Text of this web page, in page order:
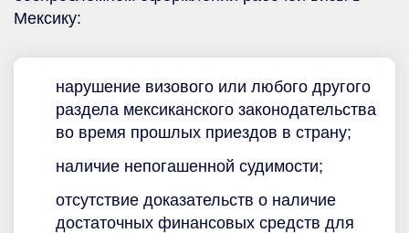
Мексику:
нарушение визового или любого другого
раздела мексиканского законодательства
во время прошлых приездов в страну;
наличие непогашенной судимости;
отсутствие доказательств о наличие
достаточных финансовых средств для